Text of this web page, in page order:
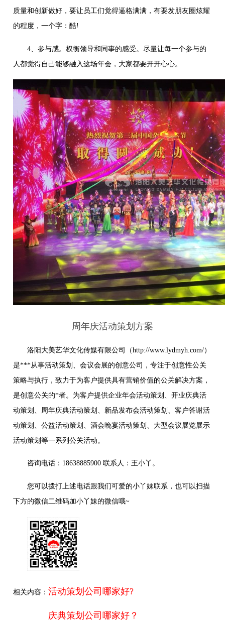
质量和创新做好，要让员工们觉得逼格满满，有要发朋友圈炫耀
的程度，一个字：酷!
4、参与感。权衡领导和同事的感受。尽量让每一个参与的
人都觉得自己能够融入这场年会，大家都要开开心心。
周年庆活动策划方案
洛阳大美艺华文化传媒有限公司（http://www.lydmyh.com/）
是***从事活动策划、会议会展的创意公司，专注于创意性公关
策略与执行，致力于为客户提供具有营销价值的公关解决方案，
是创意公关的*者。为客户提供企业年会活动策划、开业庆典活
动策划、周年庆典活动策划、新品发布会活动策划、客户答谢活
动策划、公益活动策划、酒会晚宴活动策划、大型会议展览展示
活动策划等一系列公关活动。
咨询电话：18638885900 联系人：王小丫。
您可以拨打上述电话跟我们可爱的小丫妹联系，也可以扫描
下方的微信二维码加小丫妹的微信哦~
相关内容：活动策划公司哪家好?
庆典策划公司哪家好？